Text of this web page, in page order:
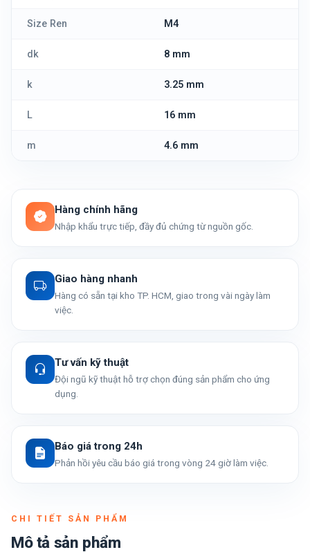
Size Ren M4
dk 8 mm
k 3.25 mm
L 16 mm
m 4.6 mm
Hàng chính hãng
Nhập khẩu trực tiếp, đầy đủ chứng từ nguồn gốc.
Giao hàng nhanh
Hàng có sẵn tại kho TP. HCM, giao trong vài ngày làm
việc.
Tư vấn kỹ thuật
Đội ngũ kỹ thuật hỗ trợ chọn đúng sản phẩm cho ứng
dụng.
Báo giá trong 24h
Phản hồi yêu cầu báo giá trong vòng 24 giờ làm việc.
CHI TIẾT SẢN PHẨM
Mô tả sản phẩm